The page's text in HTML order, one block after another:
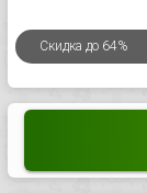
Скидка до 64%